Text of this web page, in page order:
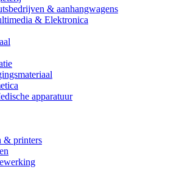
& aanhangwagens
& Elektronica
apparatuur
& printers